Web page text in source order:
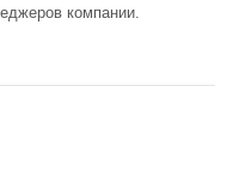
компании.